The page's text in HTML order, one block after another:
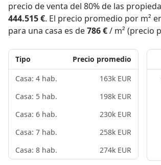
precio de venta del 80% de las
444.515 €. El precio promedio por m²
para una casa es de786 €/ m² (precio
Tipo
Precio promedio
Casa: 4 hab.
163k EUR
Casa: 5 hab.
198k EUR
Casa: 6 hab.
230k EUR
Casa: 7 hab.
258k EUR
Casa: 8 hab.
274k EUR